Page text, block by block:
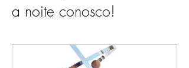
a noite conosco!